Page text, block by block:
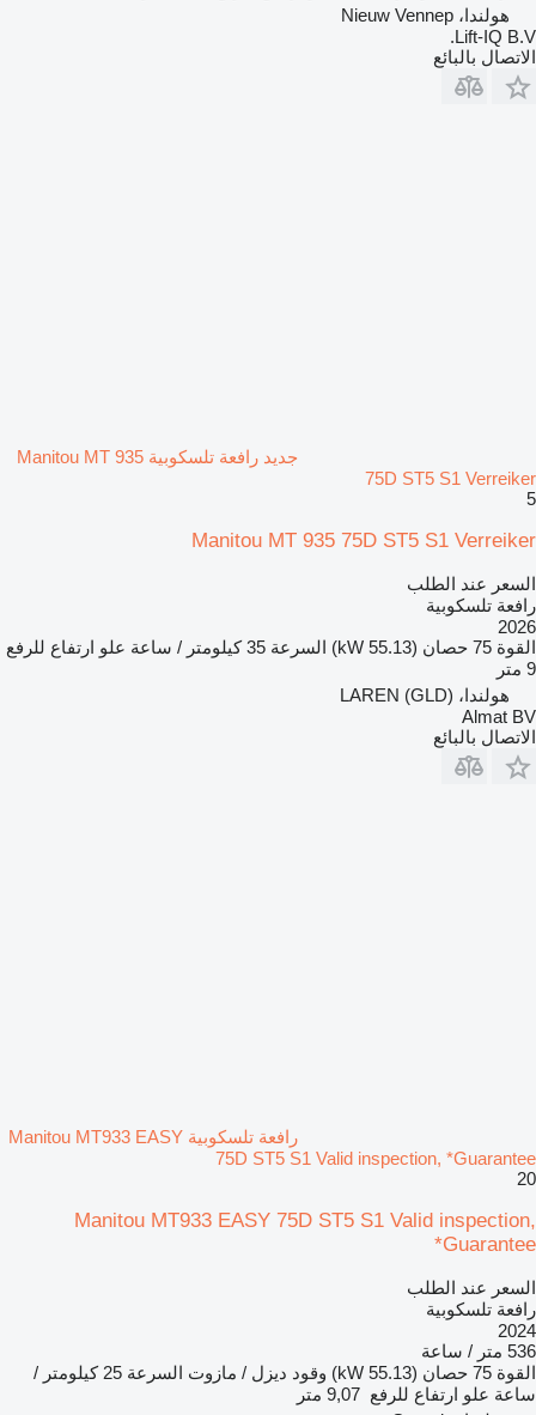
هولندا، Nieuw Vennep
Lift-IQ B.V.
الاتصال بالبائع
جديد رافعة تلسكوبية Manitou MT 935
75D ST5 S1 Verreiker
5
Manitou MT 935 75D ST5 S1 Verreiker
السعر عند الطلب
رافعة تلسكوبية
2026
القوة 75 حصان (55.13 kW) السرعة 35 كيلومتر / ساعة
علو ارتفاع للرفع
9 متر
هولندا، LAREN (GLD)
Almat BV
الاتصال بالبائع
رافعة تلسكوبية Manitou MT933 EASY
75D ST5 S1 Valid inspection, *Guarantee
20
Manitou MT933 EASY 75D ST5 S1 Valid inspection,
*Guarantee
السعر عند الطلب
رافعة تلسكوبية
2024
536 متر / ساعة
القوة 75 حصان (55.13 kW) وقود ديزل / مازوت السرعة
25 كيلومتر /
ساعة علو ارتفاع للرفع 9,07 متر